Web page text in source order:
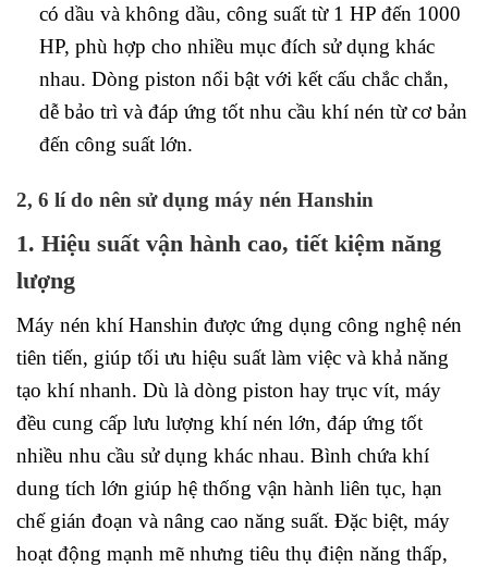
có dầu và không dầu, công suất từ 1 HP đến 1000
HP, phù hợp cho nhiều mục đích sử dụng khác
nhau. Dòng piston nổi bật với kết cấu chắc chắn,
dễ bảo trì và đáp ứng tốt nhu cầu khí nén từ cơ bản
đến công suất lớn.
2, 6 lí do nên sử dụng máy nén Hanshin
1. Hiệu suất vận hành cao, tiết kiệm năng
lượng
Máy nén khí Hanshin được ứng dụng công nghệ nén
tiên tiến, giúp tối ưu hiệu suất làm việc và khả năng
tạo khí nhanh. Dù là dòng piston hay trục vít, máy
đều cung cấp lưu lượng khí nén lớn, đáp ứng tốt
nhiều nhu cầu sử dụng khác nhau. Bình chứa khí
dung tích lớn giúp hệ thống vận hành liên tục, hạn
chế gián đoạn và nâng cao năng suất. Đặc biệt, máy
hoạt động mạnh mẽ nhưng tiêu thụ điện năng thấp,